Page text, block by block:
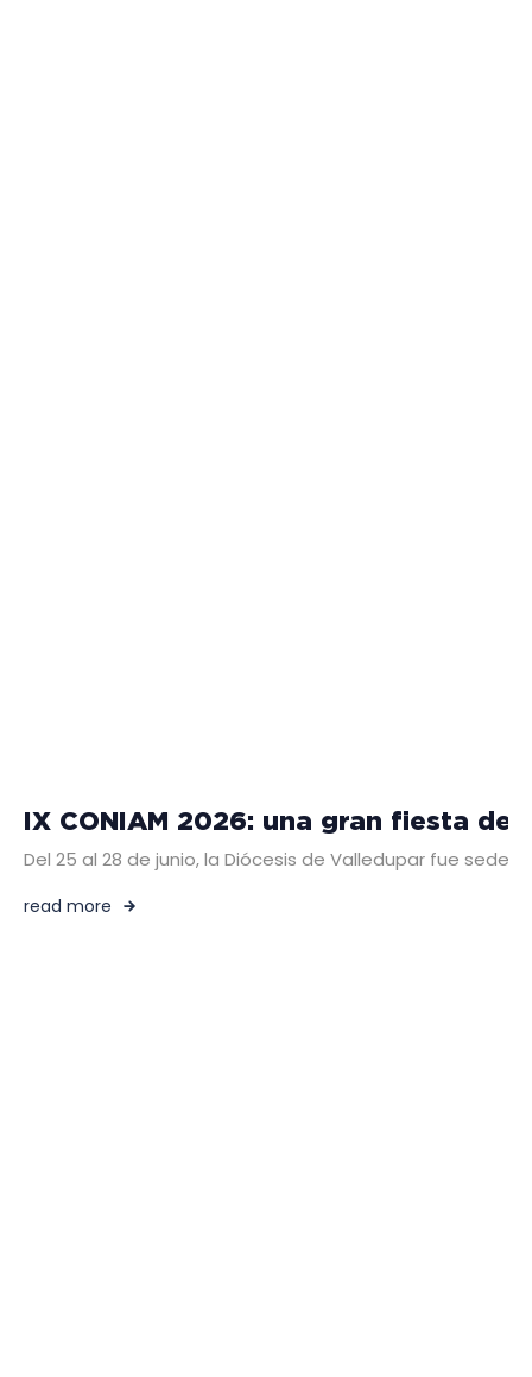
IX CONIAM 2026: una gran fiesta
Del 25 al 28 de junio, la Diócesis de Valledupar fue sede
read more